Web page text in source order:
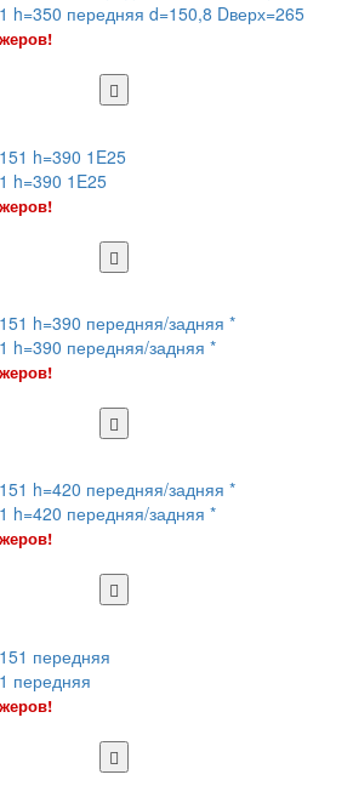
h=350 передняя d=150,8 Dверх=265
h=390 1E25
h=390 передняя/задняя *
h=420 передняя/задняя *
передняя